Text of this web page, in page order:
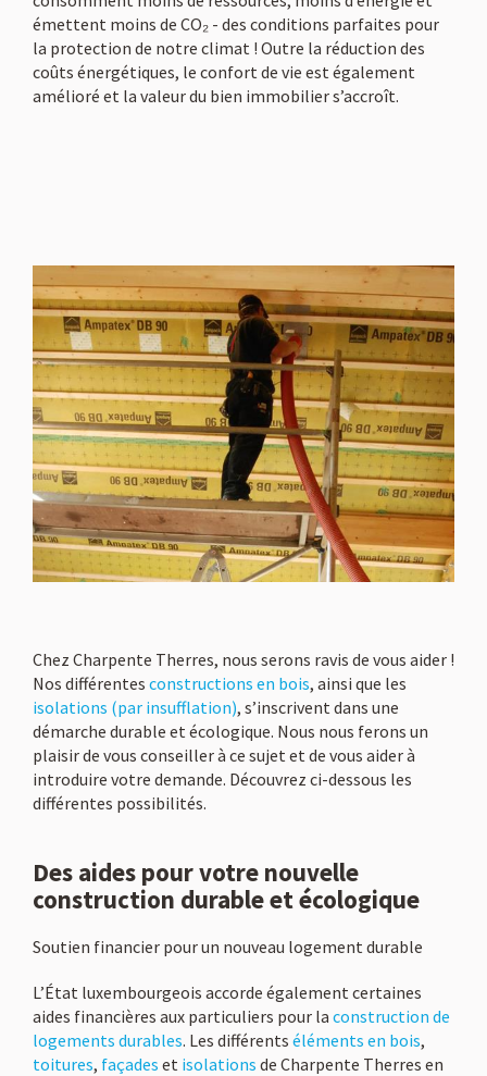
émettent moins de CO₂ - des conditions parfaites pour
la protection de notre climat ! Outre la réduction des
coûts énergétiques, le confort de vie est également
amélioré et la valeur du bien immobilier s’accroît.
Chez Charpente Therres, nous serons ravis de vous aider !
Nos différentes constructions en bois, ainsi que les
isolations (par insufflation), s’inscrivent dans une
démarche durable et écologique. Nous nous ferons un
plaisir de vous conseiller à ce sujet et de vous aider à
introduire votre demande. Découvrez ci-dessous les
différentes possibilités.
Des aides pour votre nouvelle
construction durable et écologique
Soutien financier pour un nouveau logement durable
L’État luxembourgeois accorde également certaines
aides financières aux particuliers pour la construction de
logements durables. Les différents éléments en bois,
toitures, façades et isolations de Charpente Therres en